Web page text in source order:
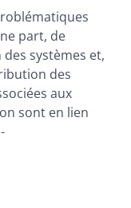
part, de
systèmes et,
des
aux
sont en lien